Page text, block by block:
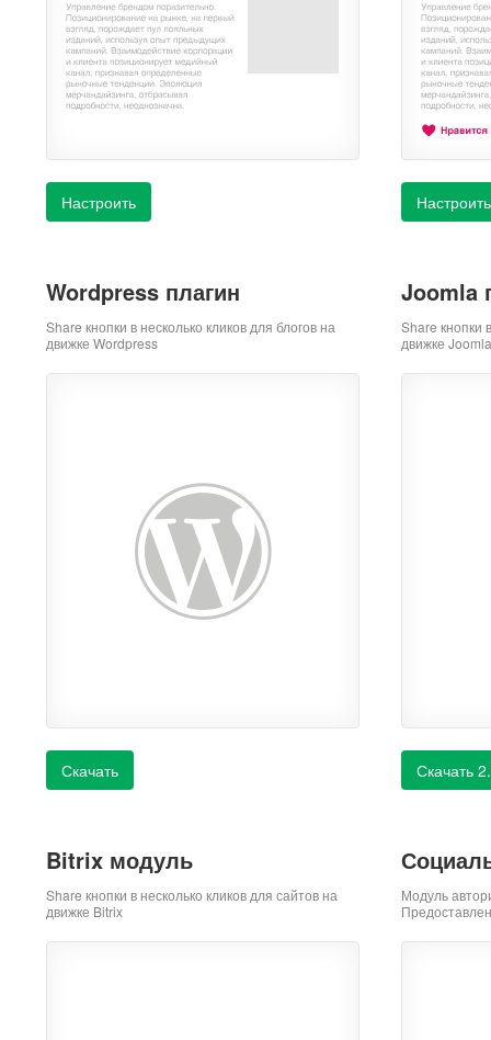
Настроить Настроить
Wordpress плагин
Share кнопки в несколько кликов для блогов на
движке Wordpress
Скачать
Joomla
Share кнопки
движке Joomla
Скачать
Bitrix модуль
Share кнопки в несколько кликов для сайтов на
движке Bitrix
Модуль